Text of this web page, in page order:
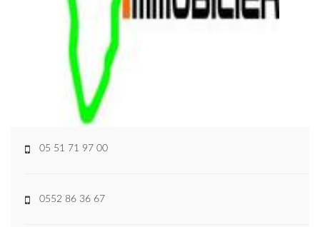
05 51 71 97 00
0552 86 36 67